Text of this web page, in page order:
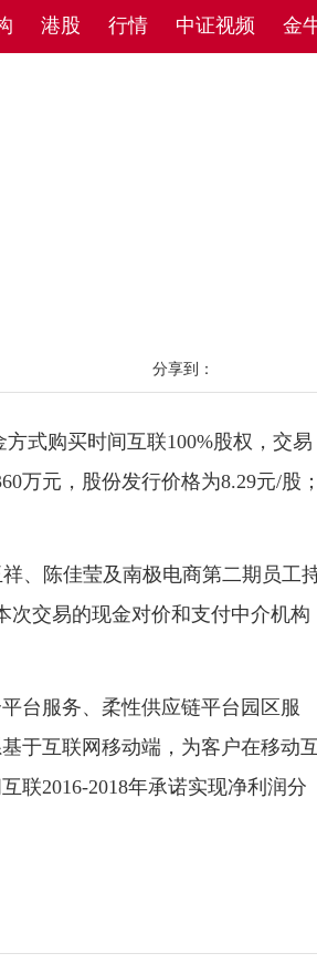
港股 行情 中证视频 金
分享到：
式购买时间互联100%股权，交易
万元，股份发行价格为8.29元/股
、陈佳莹及南极电商第二期员工
次交易的现金对价和支付中介机构
台服务、柔性供应链平台园区服
于互联网移动端，为客户在移动
联2016-2018年承诺实现净利润分